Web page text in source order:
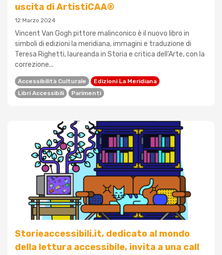
uscita di ArtistiCAA®
12 Marzo 2024
Vincent Van Gogh pittore malinconico è il nuovo libro in
simboli di edizioni la meridiana, immagini e traduzione di
Teresa Righetti, laureanda in Storia e critica dell’Arte, con la
correzione...
Accessibilità Culturale
Edizioni La Meridiana
Libri Accessibili
Parimenti
Storieaccessibili.it, dedicato al mondo
della lettura accessibile, invita a una call